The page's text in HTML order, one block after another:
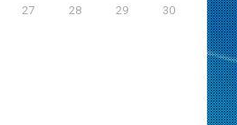
27 28 29 30